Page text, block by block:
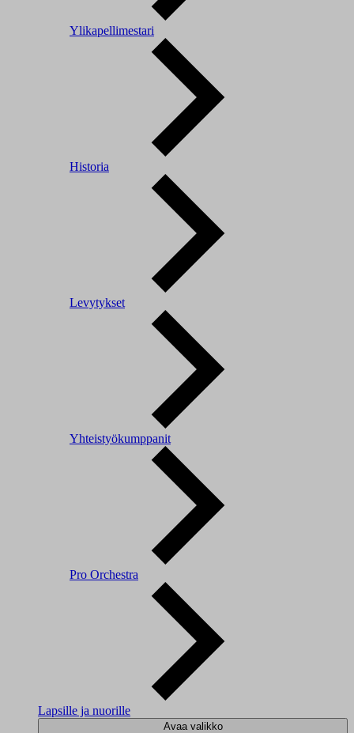
Ylikapellimestari
Historia
Levytykset
Yhteistyökumppanit
Pro Orchestra
Lapsille ja nuorille
Avaa valikko